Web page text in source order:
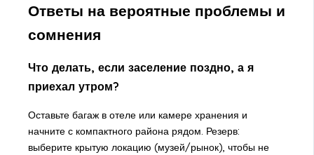
Ответы на вероятные проблемы и
сомнения
Что делать, если заселение поздно, а я
приехал утром?
Оставьте багаж в отеле или камере хранения и
начните с компактного района рядом. Резерв:
выберите крытую локацию (музей/рынок), чтобы не